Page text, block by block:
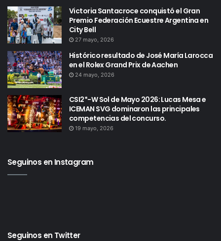
Victoria Santacroce conquistó el Gran
Premio Federación Ecuestre Argentina en
City Bell
27 mayo, 2026
Histórico resultado de José María Larocca
en el Rolex Grand Prix de Aachen
24 mayo, 2026
CSI2*-W Sol de Mayo 2026: Lucas Mesa e
ICEMAN SVG dominaron las principales
competencias del concurso.
19 mayo, 2026
Seguinos en Instagram
Seguinos en Twitter